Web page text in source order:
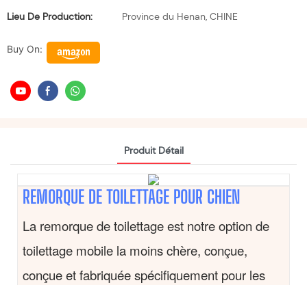
Lieu De Production:
Province du Henan, CHINE
Buy On:
Produit Détail
REMORQUE DE TOILETTAGE POUR CHIEN
La remorque de toilettage est notre option de
toilettage mobile la moins chère, conçue,
conçue et fabriquée spécifiquement pour les